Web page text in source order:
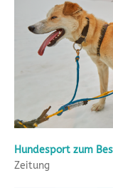
Hundesport zum
Zeitung